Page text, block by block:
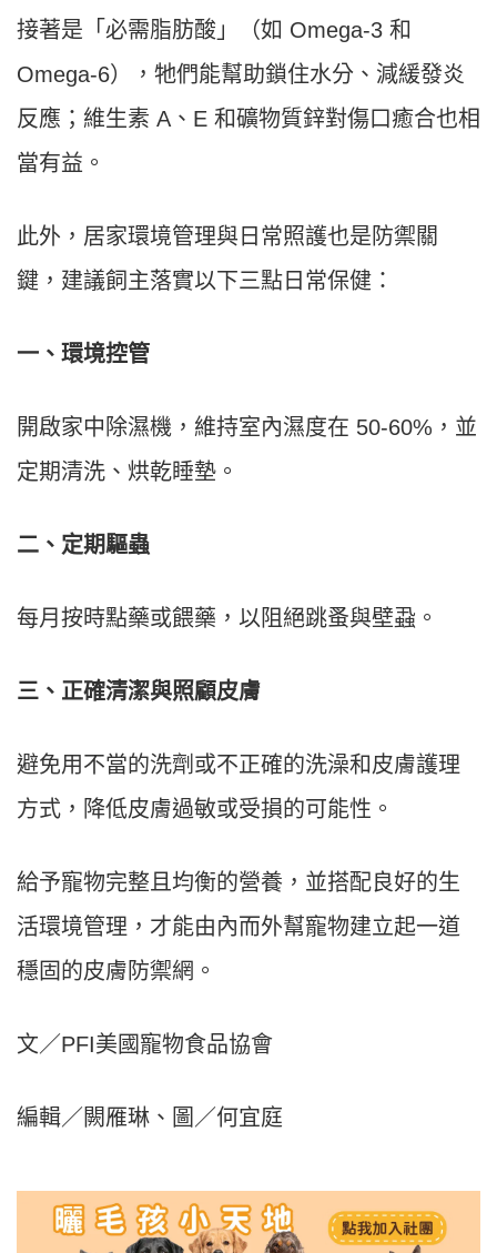
接著是「必需脂肪酸」（如 Omega-3 和
Omega-6），牠們能幫助鎖住水分、減緩發炎
反應；維生素 A、E 和礦物質鋅對傷口癒合也相
當有益。
此外，居家環境管理與日常照護也是防禦關
鍵，建議飼主落實以下三點日常保健：
一、環境控管
開啟家中除濕機，維持室內濕度在 50-60%，並
定期清洗、烘乾睡墊。
二、定期驅蟲
每月按時點藥或餵藥，以阻絕跳蚤與壁蝨。
三、正確清潔與照顧皮膚
避免用不當的洗劑或不正確的洗澡和皮膚護理
方式，降低皮膚過敏或受損的可能性。
給予寵物完整且均衡的營養，並搭配良好的生
活環境管理，才能由內而外幫寵物建立起一道
穩固的皮膚防禦網。
文／PFI美國寵物食品協會
編輯／闕雁琳、圖／何宜庭